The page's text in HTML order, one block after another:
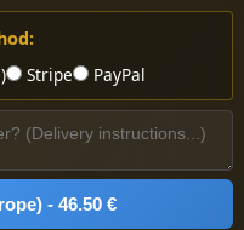
Stripe PayPal
- 46.50 €